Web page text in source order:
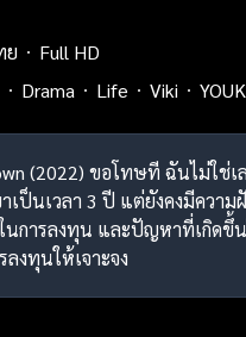
ย
Full HD
Drama Life Viki
(2022) ขอโทษที ฉันไม่ใช่
เป็นเวลา 3 ปี แต่ยังคงมีควา
การลงทุน และปัญหาที่เกิดขึ้
งทุนให้เจาะจง